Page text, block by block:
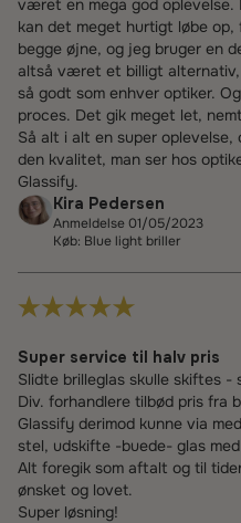
været en mega god oplevelse.
kan det meget hurtigt løbe
begge øjne, og jeg bruger en
altså været et billigt
så godt som enhver optiker.
proces. Det gik meget let,
Så alt i alt en super
den kvalitet, man ser hos
Glassify.
Kira Pedersen
Anmeldelse 01/05/2023
Køb: Blue light briller
Super service til halv pris
Slidte brilleglas skulle skiftes -
Div. forhandlere tilbød pris fra
Glassify derimod kunne via
stel, udskifte -buede- glas
Alt foregik som aftalt og til
ønsket og lovet.
Super løsning!